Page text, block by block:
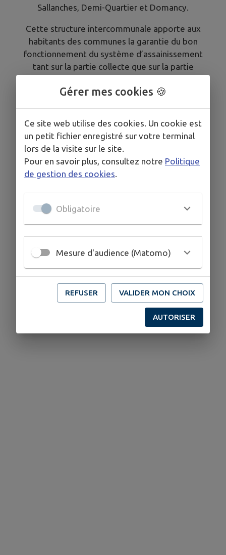
Sallanches, Demi-Quartier et Domancy.
Cette structure intercommunale apporte aux
habitants des communes la garantie du bon
fonctionnement du système d’assainissement
tant sur la partie collecte que sur la partie
respectant la réglementation sur l’eau et la
intervient de la sortie de l’immeuble au rejet des
eaux épurées dans la rivière.
Contact : 04.50.55.36.74 ou mail
contact@siabs.fr
EN SAVOIR PLUS
Gérer mes cookies 🍪
Ce site web utilise des cookies. Un cookie est
un petit fichier enregistré sur votre terminal
lors de la visite sur le site.
Pour en savoir plus, consultez notre Politique
de gestion des cookies.
Obligatoire
Mesure d'audience (Matomo)
REFUSER VALIDER MON CHOIX
AUTORISER